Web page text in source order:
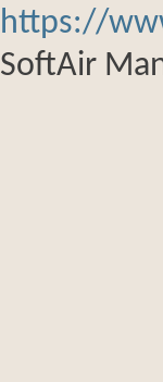
https://
SoftAir